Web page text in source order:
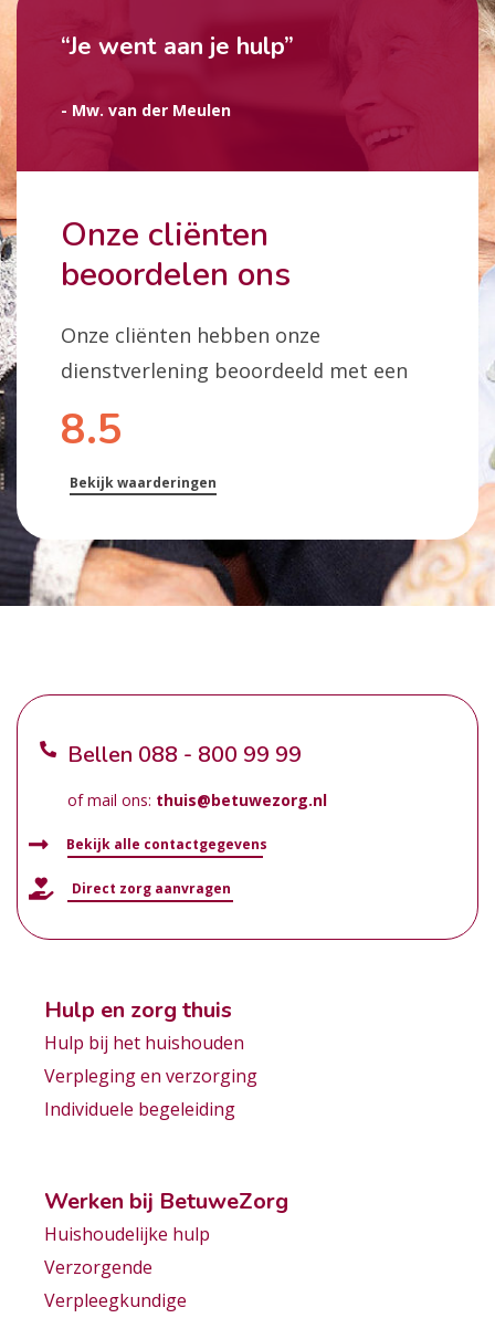
Onze cliënten
beoordelen ons
Onze cliënten hebben onze
dienstverlening beoordeeld met een
8.5
Bekijk waarderingen
“Je went aan je hulp”
- Mw. van der Meulen
Bellen 088 - 800 99 99
of mail ons: thuis@betuwezorg.nl
Bekijk alle contactgegevens
Direct zorg aanvragen
Hulp en zorg thuis
Hulp bij het huishouden
Verpleging en verzorging
Individuele begeleiding
Werken bij BetuweZorg
Huishoudelijke hulp
Verzorgende
Verpleegkundige